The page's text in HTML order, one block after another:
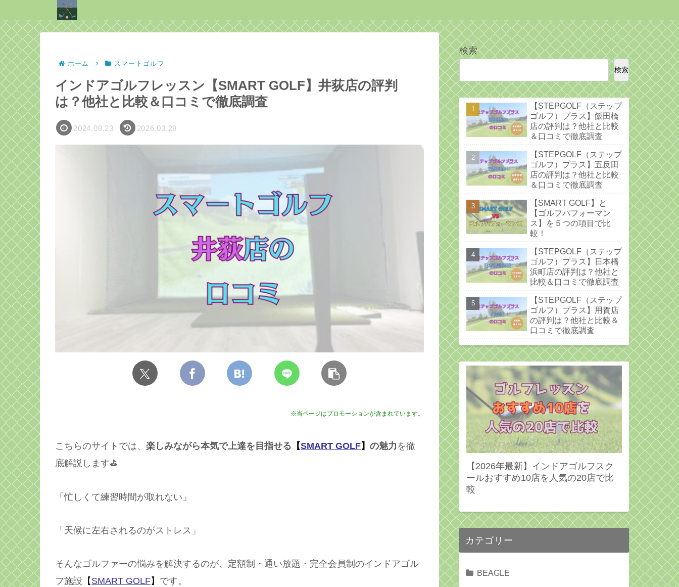
ホーム スマートゴルフ
インドアゴルフレッスン【SMART GOLF】井荻店の評判
は？他社と比較＆口コミで徹底調査
2024.08.23 2026.03.28
※当ページはプロモーションが含まれています。
こちらのサイトでは、 楽しみながら本気で上達を目指せる 【SMART GOLF】 の魅力 を徹
底解説します⛳️
「忙しくて練習時間が取れない」
「天候に左右されるのがストレス」
そんなゴルファーの悩みを解決するのが、定額制・通い放題・完全会員制のインドアゴル
フ施設 【 SMART GOLF】 です。
検索
検索
【STEPGOLF（ステップ
ゴルフ）プラス】飯田橋
店の評判は？他社と比較
＆口コミで徹底調査
【STEPGOLF（ステップ
ゴルフ）プラス】五反田
店の評判は？他社と比較
＆口コミで徹底調査
【SMART GOLF】と
【ゴルフパフォーマン
ス】を５つの項目で比
較！
【STEPGOLF（ステップ
ゴルフ）プラス】日本橋
浜町店の評判は？他社と
比較＆口コミで徹底調査
【STEPGOLF（ステップ
ゴルフ）プラス】用賀店
の評判は？他社と比較＆
口コミで徹底調査
【2026年最新】インドアゴルフスク
ールおすすめ10店を人気の20店で比
較
カテゴリー
BEAGLE